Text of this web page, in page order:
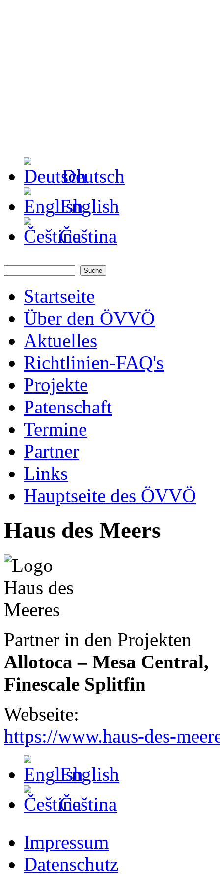
Deutsch
English
Čeština
Startseite
Über den ÖVVÖ
Aktuelles
Richtlinien-FAQ's
Projekte
Patenschaft
Termine
Partner
Links
Hauptseite des ÖVVÖ
Haus des Meers
Partner in den Projekten
Allotoca – Mesa Central,
Finescale Splitfin
Webseite:
https://www.haus-des-
English
Čeština
Impressum
Datenschutz